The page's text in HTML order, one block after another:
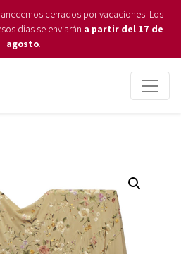
cerrados por vacaciones. Los
días se enviarán a partir del 17 de
agosto.